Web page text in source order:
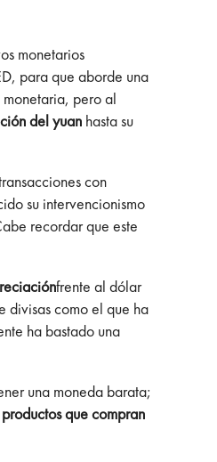
monetarios
para que aborde una
pero al
del yuan hasta su
con
su intervencionismo
recordar que este
frente al dólar
divisas como el que ha
ha bastado una
una moneda barata;
que compran